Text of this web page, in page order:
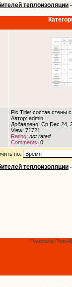
теплоизоляции
Pic Title: состав стены
Автор: admin
Добавлено: Ср Dec 24,
View: 71721
Rating: not rated
Comments: 0
по:
теплоизоляции
Powered by Photo